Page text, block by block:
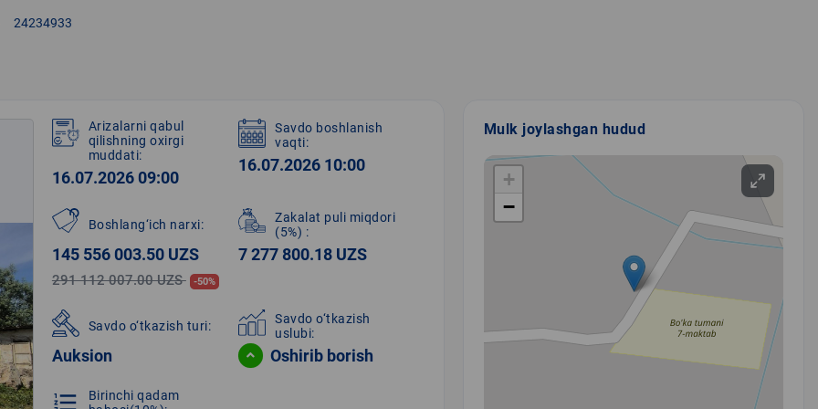
24234933
Arizalarni qabul
qilishning oxirgi
muddati:
16.07.2026 09:00
Savdo boshlanish
vaqti:
16.07.2026 10:00
Boshlang‘ich narxi:
145 556 003.50 UZS
291 112 007.00 UZS -50%
Zakalat puli miqdori
(5%) :
7 277 800.18 UZS
Savdo o‘tkazish turi:
Auksion
Savdo o‘tkazish
uslubi:
Oshirib borish
format_list_numbered
Birinchi qadam
Mulk joylashgan hudud
+
−